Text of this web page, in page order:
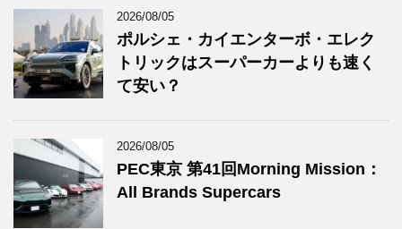
2026/08/05
ポルシェ・カイエンターボ・エレク
トリックはスーパーカーよりも速く
て安い？
2026/08/05
PEC東京 第41回Morning Mission：
All Brands Supercars